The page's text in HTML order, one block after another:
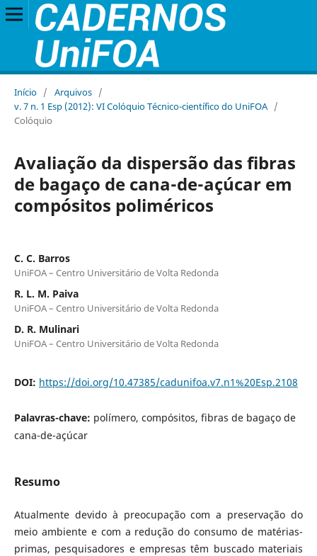
Início / Arquivos /
v. 7 n. 1 Esp (2012): VI Colóquio Técnico-científico do UniFOA /
Colóquio
Avaliação da dispersão das fibras
de bagaço de cana-de-açúcar em
compósitos poliméricos
C. C. Barros
UniFOA – Centro Universitário de Volta Redonda
R. L. M. Paiva
UniFOA – Centro Universitário de Volta Redonda
D. R. Mulinari
UniFOA – Centro Universitário de Volta Redonda
DOI: https://doi.org/10.47385/cadunifoa.v7.n1%20Esp.2108
Palavras-chave: polímero, compósitos, fibras de bagaço de
cana-de-açúcar
Resumo
Atualmente devido à preocupação com a preservação do
meio ambiente e com a redução do consumo de matérias-
primas, pesquisadores e empresas têm buscado materiais